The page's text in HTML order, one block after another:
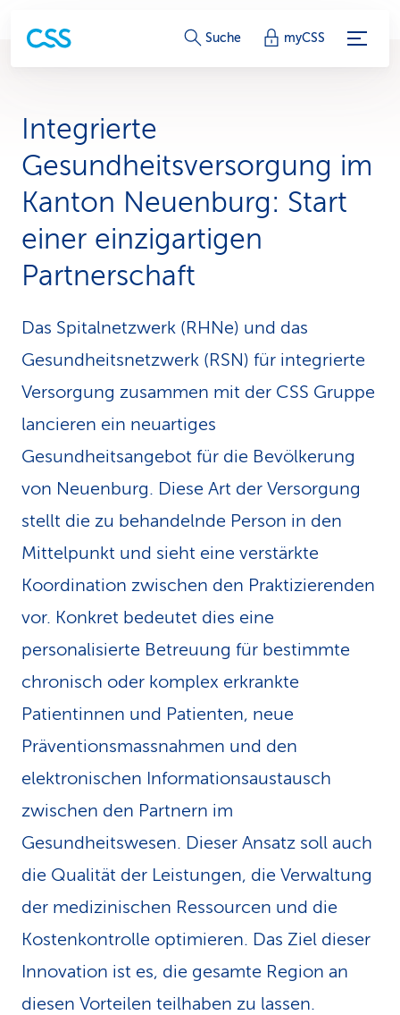
S
c
e
-
L
i
n
k
s
Suche myCSS
Integrierte
Gesundheitsver­sorgung im
Kanton Neuenburg: Start
einer einzigartigen
Partnerschaft
Das Spitalnetzwerk (RHNe) und das
Gesundheitsnetzwerk (RSN) für integrierte
Versorgung zusammen mit der CSS Gruppe
lancieren ein neuartiges
Gesundheitsangebot für die Bevölkerung
von Neuenburg. Diese Art der Versorgung
stellt die zu behandelnde Person in den
Mittelpunkt und sieht eine verstärkte
Koordination zwischen den Praktizierenden
vor. Konkret bedeutet dies eine
personalisierte Betreuung für bestimmte
chronisch oder komplex erkrankte
Patientinnen und Patienten, neue
Präventionsmassnahmen und den
elektronischen Informationsaustausch
zwischen den Partnern im
Gesundheitswesen. Dieser Ansatz soll auch
die Qualität der Leistungen, die Verwaltung
der medizinischen Ressourcen und die
Kostenkontrolle optimieren. Das Ziel dieser
Innovation ist es, die gesamte Region an
diesen Vorteilen teilhaben zu lassen.